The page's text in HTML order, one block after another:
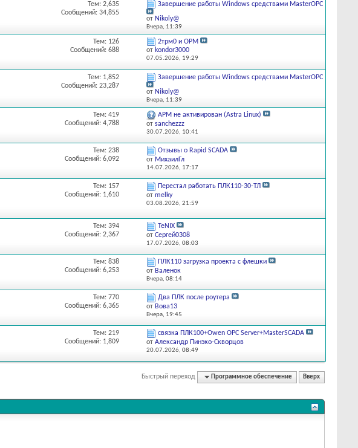
Тем: 2,635
Сообщений: 34,855
Завершение работы Windows средствами MasterOPC
от Nikoly@
Вчера, 11:39
Тем: 126
Сообщений: 688
2трм0 и OPM
от kondor3000
07.05.2026, 19:29
Тем: 1,852
Сообщений: 23,287
Завершение работы Windows средствами MasterOPC
от Nikoly@
Вчера, 11:39
Тем: 419
Сообщений: 4,788
АРМ не активирован (Astra Linux)
от sanchezzz
30.07.2026, 10:41
Тем: 238
Сообщений: 6,092
Отзывы о Rapid SCADA
от МихаилГл
14.07.2026, 17:17
Тем: 157
Сообщений: 1,610
Перестал работать ПЛК110-30-ТЛ
от melky
03.08.2026, 21:59
Тем: 394
Сообщений: 2,367
TeNIX
от Сергей0308
17.07.2026, 08:03
Тем: 838
Сообщений: 6,253
ПЛК110 загрузка проекта с флешки
от Валенок
Вчера, 08:14
Тем: 770
Сообщений: 6,365
Два ПЛК после роутера
от Вова13
Вчера, 19:45
Тем: 219
Сообщений: 1,809
связка ПЛК100+Owen OPC Server+MasterSCADA
от Александр Пинэко-Скворцов
20.07.2026, 08:49
Быстрый переход Программное обеспечение Вверх